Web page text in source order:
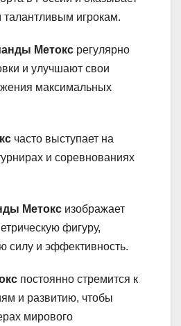
игрокам.
Метокс регулярно
и улучшают свои
максимальных
часто выступает на
и соревнованиях
Метокс изображает
фигуру,
силу и эффективность.
постоянно стремится к
и развитию, чтобы
мирового